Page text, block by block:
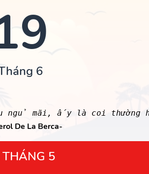
6
ngủ mãi, ấy là coi thường
De La Berca-
5